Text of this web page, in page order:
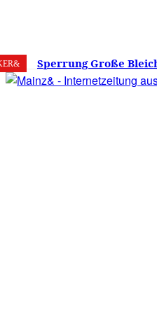
8. August 2026 15.9 Mainz
Sperrung Große
verwirrt, Mainzer